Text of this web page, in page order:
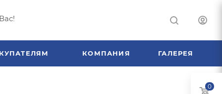
КОМПАНИЯ ГАЛЕРЕЯ
0